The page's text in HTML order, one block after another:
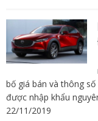
bố giá bán và thông
được nhập khẩu
22/11/2019